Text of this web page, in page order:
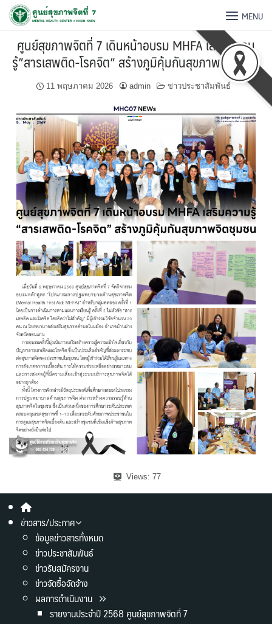
MENU
ศูนย์สุขภาพจิตที่ 7 เดินหน้าอบรม MHFA เสริมความ
รู้”สารเสพติด-โรคจิต” สร้างภูมิคุ้มกันสุขภาพจิตชุมชน
11 พฤษภาคม 2026 admin ข่าวประชาสัมพันธ์
Views: 77
ข่าวสาร/ประกาศ
ข้อมูลข่าวสารทั้งหมด
ข่าวประชาสัมพันธ์
ข่าวรับสมัครงาน
ข่าวจัดซื้อจัดจ้าง
ผลการดำเนินงาน
รายงานประจำปี 2568 ศูนย์สุขภาพจิตที่ 7